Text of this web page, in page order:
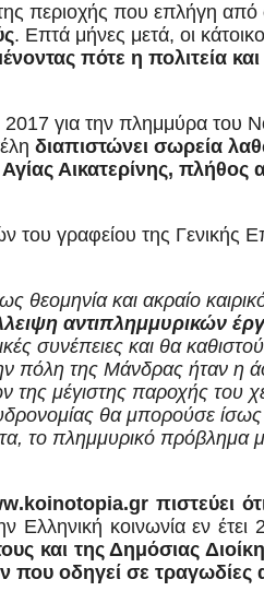
περιοχής που επλήγη από
. Επτά μήνες μετά, οι
πότε η πολιτεία
για την πλημμύρα του
διαπιστώνει σωρεία
Αικατερίνης, πλήθος
γραφείου της Γενικής
θεομηνία και ακραίο
αντιπλημμυρικών
συνέπειες και θα
πόλη της Μάνδρας ήταν η
της μέγιστης παροχής του
θα μπορούσε ίσως
το πλημμυρικό πρόβλημα
. koinotopia.gr πιστεύει
Ελληνική κοινωνία εν έτει
και της Δημόσιας
που οδηγεί σε τραγωδίες